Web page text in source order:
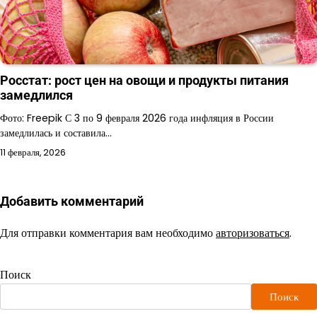
Росстат: рост цен на овощи и продукты питания
замедлился
Фото: Freepik С 3 по 9 февраля 2026 года инфляция в России
замедлилась и составила…
11 февраля, 2026
Добавить комментарий
Для отправки комментария вам необходимоавторизоваться.
Поиск
Поиск